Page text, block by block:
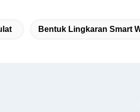
Bentuk Lingkaran Smart